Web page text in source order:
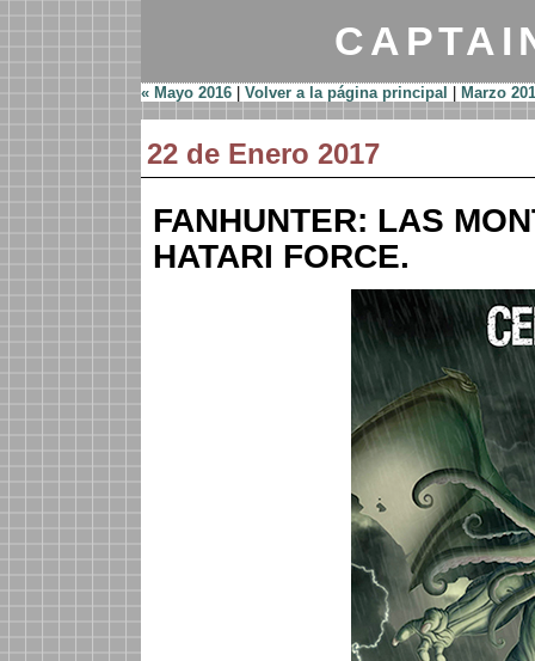
« Mayo 2016| Volver a la página principal Marzo
22 de Enero 2017
FANHUNTER: LAS
HATARI FORCE.